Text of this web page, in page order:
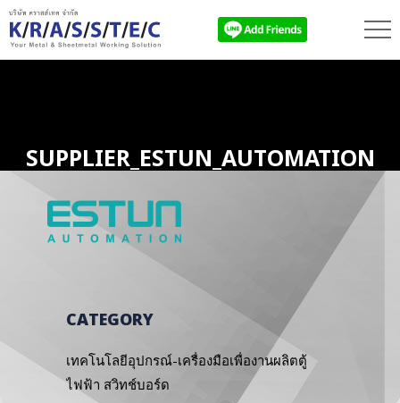
SUPPLIER_ESTUN_AUTOMATION
CATEGORY
เทคโนโลยีอุปกรณ์-เครื่องมือเพื่องานผลิตตู้
ไฟฟ้า สวิทช์บอร์ด